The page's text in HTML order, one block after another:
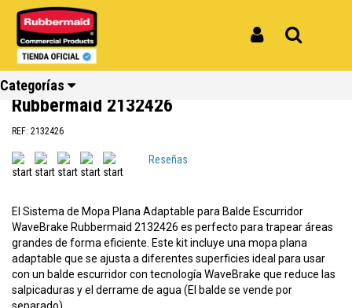
Categorías
Inicio
Productos
Sistema Adaptable de Mopa Plana Para Escurridor WaveBrake Rubbermaid
2132426
Sistema Adaptable de Mopa Plana
Para Escurridor WaveBrake
Rubbermaid 2132426
REF: 2132426
Reseñas
El Sistema de Mopa Plana Adaptable para Balde Escurridor
WaveBrake Rubbermaid 2132426 es perfecto para trapear áreas
grandes de forma eficiente. Este kit incluye una mopa plana
adaptable que se ajusta a diferentes superficies ideal para usar
con un balde escurridor con tecnología WaveBrake que reduce las
salpicaduras y el derrame de agua (El balde se vende por
Ver todos
los
Reciclaje
Ver todos
los
Limpieza
Ver todos
los
Carros
Ver todos
los
Amoblamiento
Ver todos
los
Cocina
Ver todos
los
Repuestos